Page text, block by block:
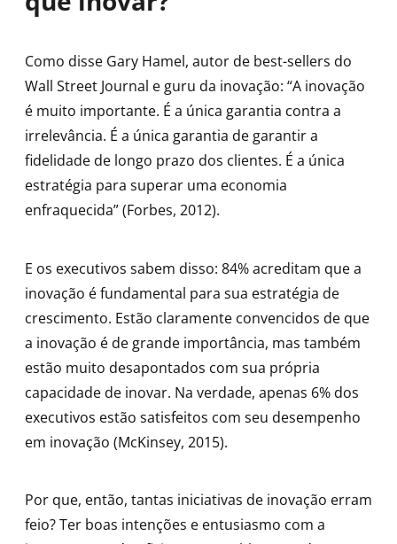
Como disse Gary Hamel, autor de best-sellers do
Wall Street Journal e guru da inovação: “A inovação
é muito importante. É a única garantia contra a
irrelevância. É a única garantia de garantir a
fidelidade de longo prazo dos clientes. É a única
estratégia para superar uma economia
enfraquecida” (Forbes, 2012).
E os executivos sabem disso: 84% acreditam que a
inovação é fundamental para sua estratégia de
crescimento. Estão claramente convencidos de que
a inovação é de grande importância, mas também
estão muito desapontados com sua própria
capacidade de inovar. Na verdade, apenas 6% dos
executivos estão satisfeitos com seu desempenho
em inovação (McKinsey, 2015).
Por que, então, tantas iniciativas de inovação erram
feio? Ter boas intenções e entusiasmo com a